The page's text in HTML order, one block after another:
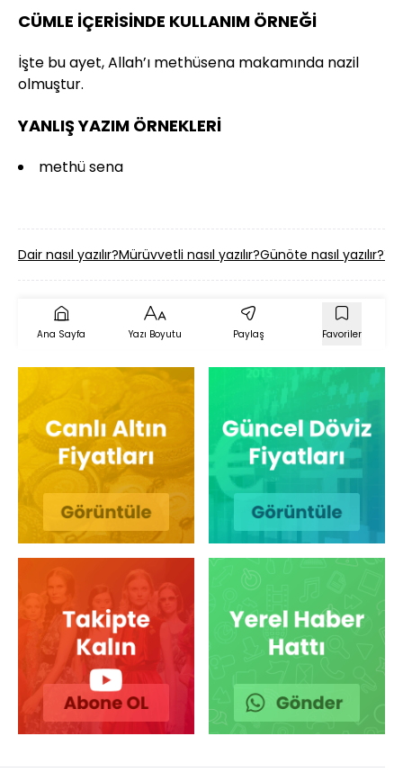
CÜMLE İÇERİSİNDE KULLANIM ÖRNEĞİ
İşte bu ayet, Allah’ı methüsena makamında nazil
olmuştur.
YANLIŞ YAZIM ÖRNEKLERİ
methü sena
Dair nasıl yazılır?Mürüvvetli nasıl yazılır?Günöte nasıl yazılır?
Ana Sayfa Yazı Boyutu Paylaş Favoriler